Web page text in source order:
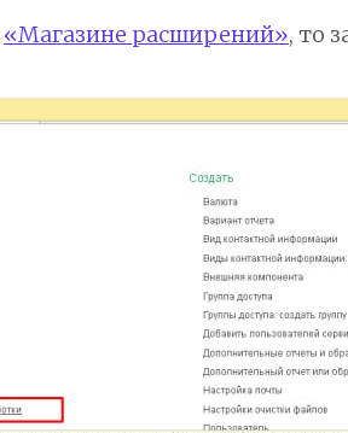
«Магазине расширений», то